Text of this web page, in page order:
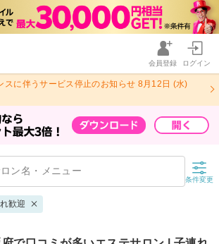
会員登録 ログイン
スに伴うサービス停止のお知らせ 8月12日 (水)
条件変更
歓迎